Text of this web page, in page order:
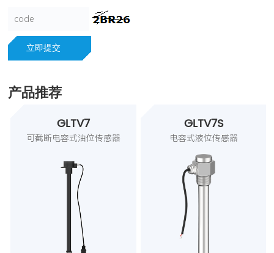
立即提交
产品推荐
GLTV7
可截断电容式油位传感器
GLTV7S
电容式液位传感器